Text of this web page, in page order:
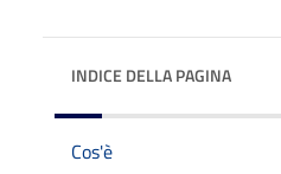
INDICE DELLA PAGINA
Cos'è